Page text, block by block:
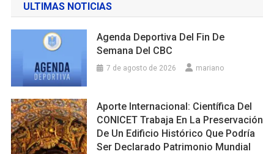
ULTIMAS NOTICIAS
Agenda Deportiva Del Fin De
Semana Del CBC
7 de agosto de 2026 mariano
Aporte Internacional: Científica Del
CONICET Trabaja En La Preservación
De Un Edificio Histórico Que Podría
Ser Declarado Patrimonio Mundial